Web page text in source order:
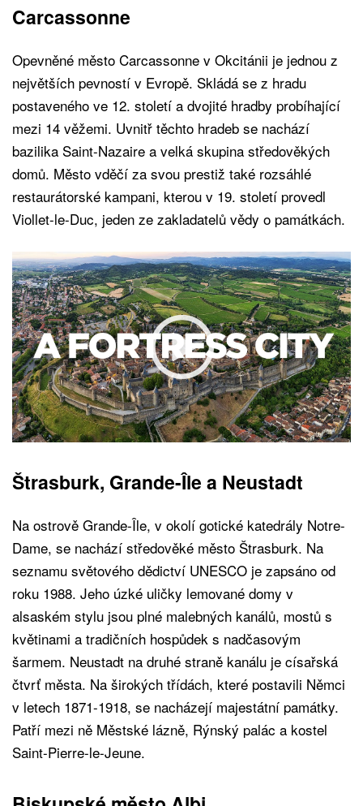
Carcassonne
Opevněné město Carcassonne v Okcitánii je jednou z
největších pevností v Evropě. Skládá se z hradu
postaveného ve 12. století a dvojité hradby probíhající
mezi 14 věžemi. Uvnitř těchto hradeb se nachází
bazilika Saint-Nazaire a velká skupina středověkých
domů. Město vděčí za svou prestiž také rozsáhlé
restaurátorské kampani, kterou v 19. století provedl
Viollet-le-Duc, jeden ze zakladatelů vědy o památkách.
Štrasburk, Grande-Île a Neustadt
Na ostrově Grande-Île, v okolí gotické katedrály Notre-
Dame, se nachází středověké město Štrasburk. Na
seznamu světového dědictví UNESCO je zapsáno od
roku 1988. Jeho úzké uličky lemované domy v
alsaském stylu jsou plné malebných kanálů, mostů s
květinami a tradičních hospůdek s nadčasovým
šarmem. Neustadt na druhé straně kanálu je císařská
čtvrť města. Na širokých třídách, které postavili Němci
v letech 1871-1918, se nacházejí majestátní památky.
Patří mezi ně Městské lázně, Rýnský palác a kostel
Saint-Pierre-le-Jeune.